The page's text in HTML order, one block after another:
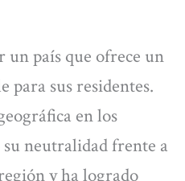
un país que ofrece un
para sus residentes.
en los
neutralidad frente a
y ha logrado